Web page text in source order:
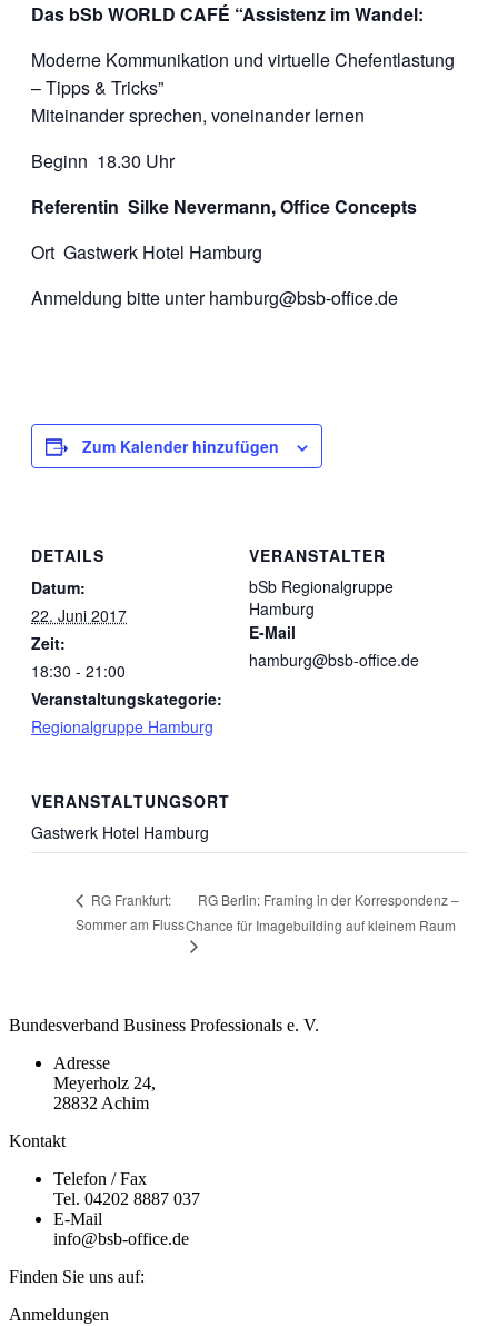
Das bSb WORLD CAFÉ “Assistenz im Wandel:
Moderne Kommunikation und virtuelle Chefentlastung
– Tipps & Tricks”
Miteinander sprechen, voneinander lernen
Beginn 18.30 Uhr
Referentin Silke Nevermann, Office Concepts
Ort Gastwerk Hotel Hamburg
Anmeldung bitte unter hamburg@bsb-office.de
Zum Kalender hinzufügen
DETAILS
Datum:
22. Juni 2017
Zeit:
18:30 - 21:00
Veranstaltungskategorie:
Regionalgruppe Hamburg
VERANSTALTER
bSb Regionalgruppe
Hamburg
E-Mail
hamburg@bsb-office.de
VERANSTALTUNGSORT
Gastwerk Hotel Hamburg
RG Frankfurt:
Sommer am Fluss
RG Berlin: Framing in der Korrespondenz –
Chance für Imagebuilding auf kleinem Raum
Bundesverband Business Professionals e. V.
Adresse
Meyerholz 24,
28832 Achim
Kontakt
Telefon / Fax
Tel. 04202 8887 037
E-Mail
info@bsb-office.de
Finden Sie uns auf:
Facebook
Linkedin
Instagram
Anmeldungen